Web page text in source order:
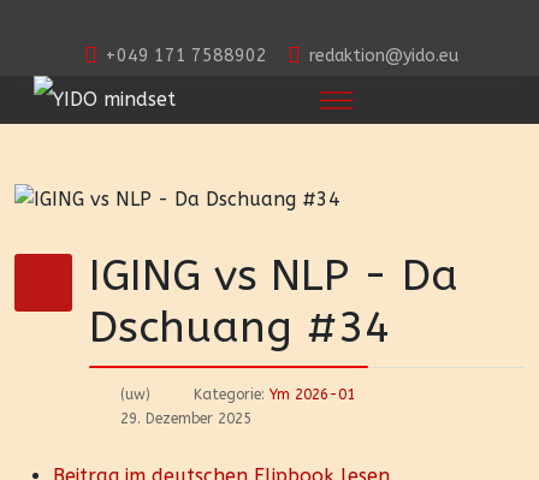
+049 171 7588902 redaktion@yido.eu
IGING vs NLP - Da
Dschuang #34
(uw) Kategorie: Ym 2026-01
29. Dezember 2025